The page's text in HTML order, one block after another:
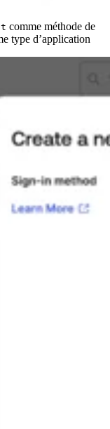
comme méthode de
type d’application